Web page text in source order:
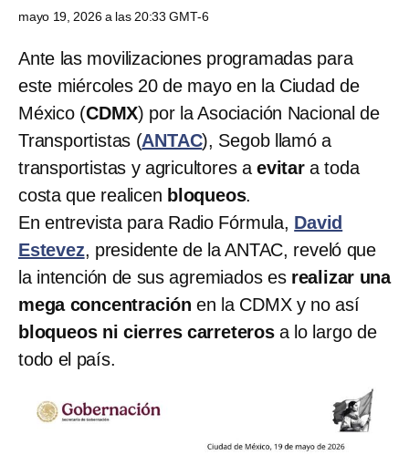
mayo 19, 2026 a las 20:33 GMT-6
Ante las movilizaciones programadas para
este miércoles 20 de mayo en la Ciudad de
México (CDMX) por la Asociación Nacional de
Transportistas (ANTAC), Segob llamó a
transportistas y agricultores aevitara toda
costa que realicen bloqueos.
En entrevista para Radio Fórmula, David
Estevez, presidente de la ANTAC, reveló que
la intención de sus agremiados es realizar una
mega concentraciónen la CDMX y no así
bloqueos ni cierres carreterosa lo largo de
todo el país.